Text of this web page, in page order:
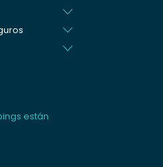
están